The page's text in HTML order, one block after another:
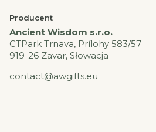
Producent
Ancient Wisdom s.r.o.
CTPark Trnava, Prílohy 583/57
919-26 Zavar, Słowacja
contact@awgifts.eu